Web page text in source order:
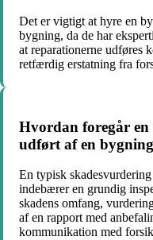
Det er vigtigt at hyre en
bygning, da de har
at reparationerne udføres
retfærdig erstatning fra
Hvordan foregår
udført af en
En typisk
indebærer en grundig
skadens omfang,
af en rapport med
kommunikation med